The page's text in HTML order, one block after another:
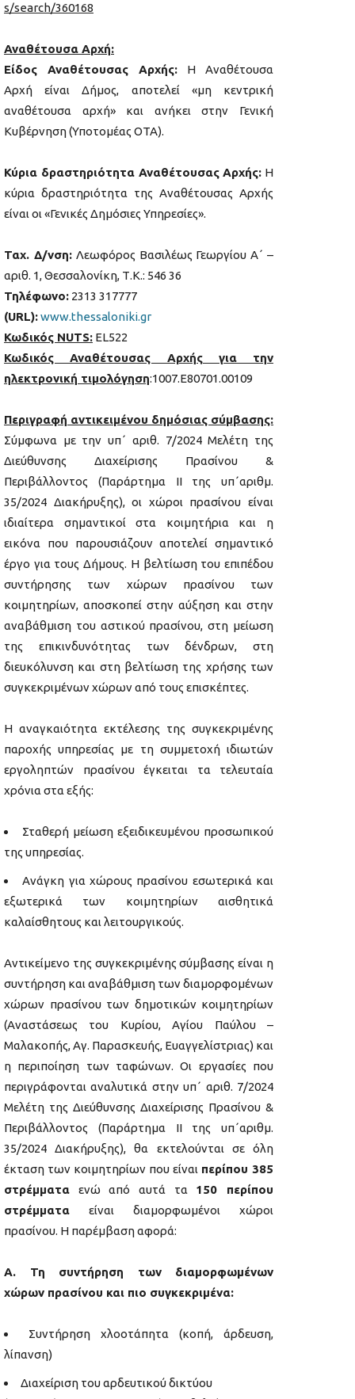
s/search/360168
Αναθέτουσα Αρχή:
Είδος Αναθέτουσας Αρχής: Η Αναθέτουσα
Αρχή είναι Δήμος, αποτελεί «μη κεντρική
αναθέτουσα αρχή» και ανήκει στην Γενική
Κυβέρνηση (Υποτομέας ΟΤΑ).
Κύρια δραστηριότητα Αναθέτουσας Αρχής: Η
κύρια δραστηριότητα της Αναθέτουσας Αρχής
είναι οι «Γενικές Δημόσιες Υπηρεσίες».
Ταχ. Δ/νση:Λεωφόρος Βασιλέως Γεωργίου Α΄ –
αριθ. 1, Θεσσαλονίκη, Τ.Κ.: 546 36
Τηλέφωνο: 2313 317777
(URL):www.thessaloniki.gr
Κωδικός NUTS: EL522
Κωδικός Αναθέτουσας Αρχής για την
ηλεκτρονική τιμολόγηση:1007.Ε80701.00109
Περιγραφή αντικειμένου δημόσιας σύμβασης:
Σύμφωνα με την υπ΄ αριθ. 7/2024 Μελέτη της
Διεύθυνσης Διαχείρισης Πρασίνου &
Περιβάλλοντος (Παράρτημα ΙΙ της υπ΄αριθμ.
35/2024 Διακήρυξης), οι χώροι πρασίνου είναι
ιδιαίτερα σημαντικοί στα κοιμητήρια και η
εικόνα που παρουσιάζουν αποτελεί σημαντικό
έργο για τους Δήμους. Η βελτίωση του επιπέδου
συντήρησης των χώρων πρασίνου των
κοιμητηρίων, αποσκοπεί στην αύξηση και στην
αναβάθμιση του αστικού πρασίνου, στη μείωση
της επικινδυνότητας των δένδρων, στη
διευκόλυνση και στη βελτίωση της χρήσης των
συγκεκριμένων χώρων από τους επισκέπτες.
Η αναγκαιότητα εκτέλεσης της συγκεκριμένης
παροχής υπηρεσίας με τη συμμετοχή ιδιωτών
εργοληπτών πρασίνου έγκειται τα τελευταία
χρόνια στα εξής:
Σταθερή μείωση εξειδικευμένου προσωπικού
της υπηρεσίας.
Ανάγκη για χώρους πρασίνου εσωτερικά και
εξωτερικά των κοιμητηρίων αισθητικά
καλαίσθητους και λειτουργικούς.
Αντικείμενο της συγκεκριμένης σύμβασης είναι η
συντήρηση και αναβάθμιση των διαμορφομένων
χώρων πρασίνου των δημοτικών κοιμητηρίων
(Αναστάσεως του Κυρίου, Αγίου Παύλου –
Μαλακοπής, Αγ. Παρασκευής, Ευαγγελίστριας) και
η περιποίηση των ταφώνων. Οι εργασίες που
περιγράφονται αναλυτικά στην υπ΄ αριθ. 7/2024
Μελέτη της Διεύθυνσης Διαχείρισης Πρασίνου &
Περιβάλλοντος (Παράρτημα ΙΙ της υπ΄αριθμ.
35/2024 Διακήρυξης), θα εκτελούνται σε όλη
έκταση των κοιμητηρίων που είναι περίπου 385
στρέμματα ενώ από αυτά τα 150 περίπου
στρέμματα είναι διαμορφωμένοι χώροι
πρασίνου. Η παρέμβαση αφορά:
Α. Τη συντήρηση των διαμορφωμένων
χώρων πρασίνου και πιο συγκεκριμένα:
Συντήρηση χλοοτάπητα (κοπή, άρδευση,
λίπανση)
Διαχείριση του αρδευτικού δικτύου